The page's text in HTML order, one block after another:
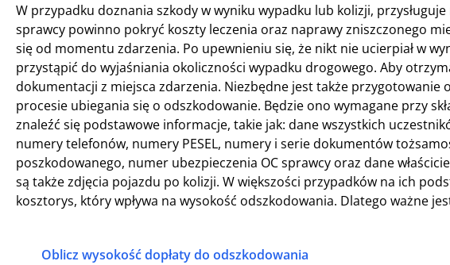
W przypadku doznania szkody w wyniku wypadku lub kolizji,
sprawcy powinno pokryć koszty leczenia oraz naprawy zniszczonego
się od momentu zdarzenia. Po upewnieniu się, że nikt nie ucierpiał w
przystąpić do wyjaśniania okoliczności wypadku drogowego. Aby
dokumentacji z miejsca zdarzenia. Niezbędne jest także
procesie ubiegania się o odszkodowanie. Będzie ono wymagane przy
znaleźć się podstawowe informacje, takie jak: dane wszystkich
numery telefonów, numery PESEL, numery i serie dokumentów
poszkodowanego, numer ubezpieczenia OC sprawcy oraz dane
są także zdjęcia pojazdu po kolizji. W większości przypadków na ich
kosztorys, który wpływa na wysokość odszkodowania. Dlatego ważne
Oblicz wysokość dopłaty do odszkodowania